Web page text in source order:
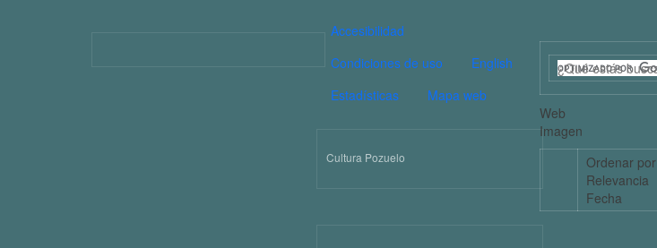
PIE DE PÁGINA CULTURA
Accesibilidad
Condiciones de uso
English
Estadísticas
Mapa web
Cultura Pozuelo
Web
Imagen
Ordenar por
Relevancia
Fecha